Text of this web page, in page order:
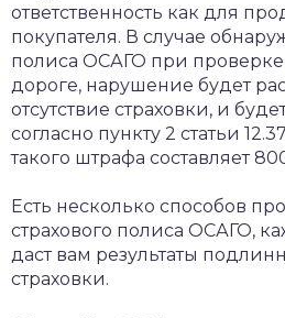
ответственность как для
покупателя. В случае
полиса ОСАГО при
дороге, нарушение будет
отсутствие страховки, и
согласно пункту 2 статьи
такого штрафа составляет
Есть несколько способов
страхового полиса ОСАГО,
даст вам результаты
страховки.